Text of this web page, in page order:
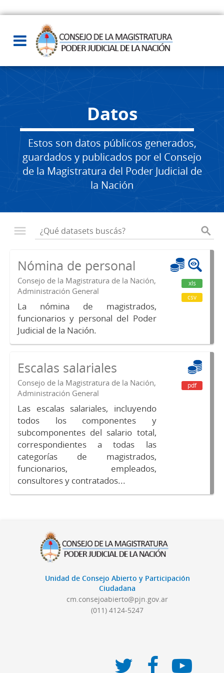
Datos
Estos son datos públicos generados,
guardados y publicados por el Consejo
de la Magistratura del Poder Judicial de
la Nación
Nómina de personal
Consejo de la Magistratura de la Nación,
Administración General
La nómina de magistrados,
funcionarios y personal del Poder
Judicial de la Nación.
xls
csv
Escalas salariales
Consejo de la Magistratura de la Nación,
Administración General
Las escalas salariales, incluyendo
todos los componentes y
subcomponentes del salario total,
correspondientes a todas las
categorías de magistrados,
funcionarios, empleados,
consultores y contratados...
pdf
Unidad de Consejo Abierto y Participación
Ciudadana
cm.consejoabierto@pjn.gov.ar
(011) 4124-5247